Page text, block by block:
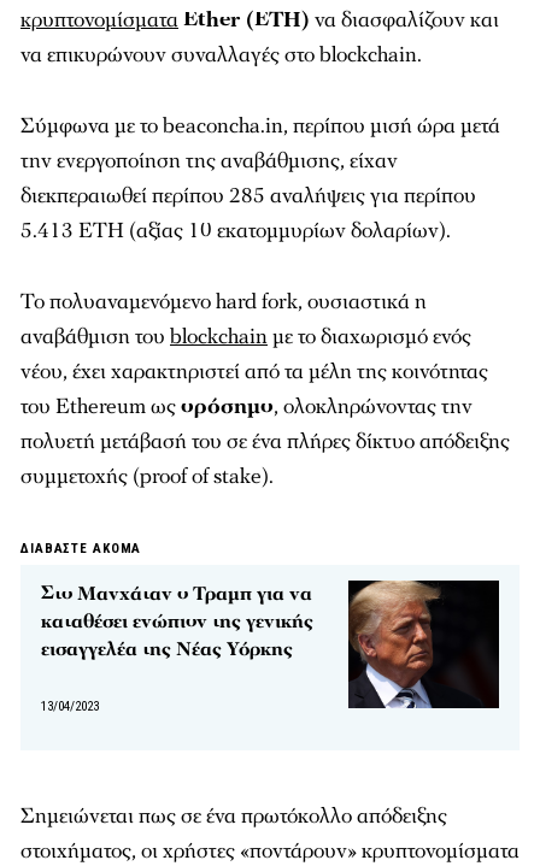
κρυπτονομίσματαEther (ETH) να διασφαλίζουν και
να επικυρώνουν συναλλαγές στο blockchain.
Σύμφωνα με το beaconcha.in, περίπου μισή ώρα μετά
την ενεργοποίηση της αναβάθμισης, είχαν
διεκπεραιωθεί περίπου 285 αναλήψεις για περίπου
5.413 ETH (αξίας 10 εκατομμυρίων δολαρίων).
Το πολυαναμενόμενο hard fork, ουσιαστικά η
αναβάθμιση του blockchainμε το διαχωρισμό ενός
νέου, έχει χαρακτηριστεί από τα μέλη της κοινότητας
του Ethereum ωςορόσημο, ολοκληρώνοντας την
πολυετή μετάβασή του σε ένα πλήρες δίκτυο απόδειξης
συμμετοχής (proof of stake).
ΔΙΑΒΑΣΤΕ ΑΚΟΜΑ
Στο Μανχάταν ο Τραμπ για να
καταθέσει ενώπιον της γενικής
εισαγγελέα της Νέας Υόρκης
13/04/2023
Σημειώνεται πως σε ένα πρωτόκολλο απόδειξης
στοιχήματος, οι χρήστες «ποντάρουν» κρυπτονομίσματα